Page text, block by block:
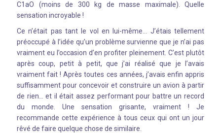
C1aO (moins de 300 kg de masse maximale). Quelle
sensation incroyable !
Ce n’était pas tant le vol en lui-même… J’étais tellement
préoccupé à l’idée qu’un problème survienne que je n’ai pas
vraiment eu l’occasion d’en profiter pleinement. C’est plutôt
après coup, petit à petit, que j’ai réalisé que je l’avais
vraiment fait ! Après toutes ces années, j’avais enfin appris
suffisamment pour concevoir et construire un avion à partir
de rien… et il était assez performant pour battre un record
du monde. Une sensation grisante, vraiment ! Je
recommande cette expérience à tous ceux qui ont un jour
rêvé de faire quelque chose de similaire.